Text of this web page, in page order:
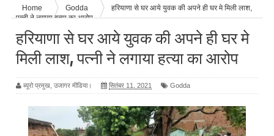
Home Godda
हरियाणा से घर आये युवक की अपने ही घर मे मिली लाश,
पत्नी ने लगाया हत्या का आरोप
हरियाणा से घर आये युवक की अपने ही घर मे
मिली लाश, पत्नी ने लगाया हत्या का आरोप
ब्यूरो प्रमुख, उजागर मीडिया। सितंबर 11, 2021 Godda